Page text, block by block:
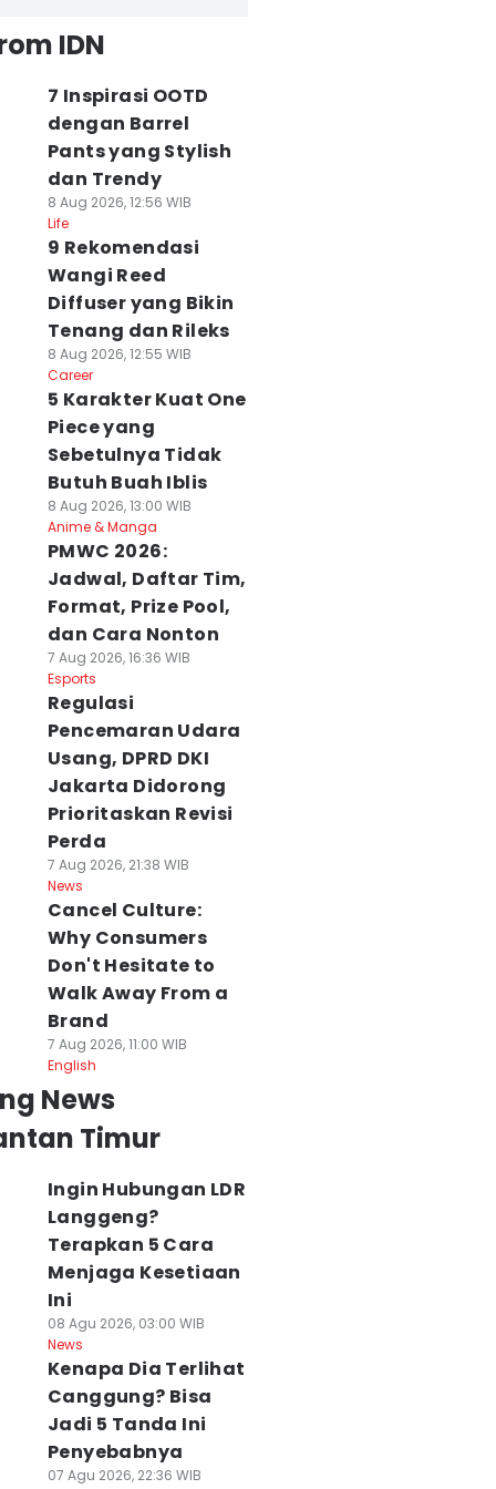
IDN
7 Inspirasi OOTD
dengan Barrel
Pants yang Stylish
dan Trendy
8 Aug 2026, 12:56 WIB
Life
9 Rekomendasi
Wangi Reed
Diffuser yang Bikin
Tenang dan Rileks
8 Aug 2026, 12:55 WIB
Career
5 Karakter Kuat One
Piece yang
Sebetulnya Tidak
Butuh Buah Iblis
8 Aug 2026, 13:00 WIB
Anime & Manga
PMWC 2026:
Jadwal, Daftar Tim,
Format, Prize Pool,
dan Cara Nonton
7 Aug 2026, 16:36 WIB
Esports
Regulasi
Pencemaran Udara
Usang, DPRD DKI
Jakarta Didorong
Prioritaskan Revisi
Perda
7 Aug 2026, 21:38 WIB
News
Cancel Culture:
Why Consumers
Don't Hesitate to
Walk Away From a
Brand
7 Aug 2026, 11:00 WIB
English
News
Timur
Ingin Hubungan LDR
Langgeng?
Terapkan 5 Cara
Menjaga Kesetiaan
Ini
08 Agu 2026, 03:00 WIB
News
Kenapa Dia Terlihat
Canggung? Bisa
Jadi 5 Tanda Ini
Penyebabnya
07 Agu 2026, 22:36 WIB